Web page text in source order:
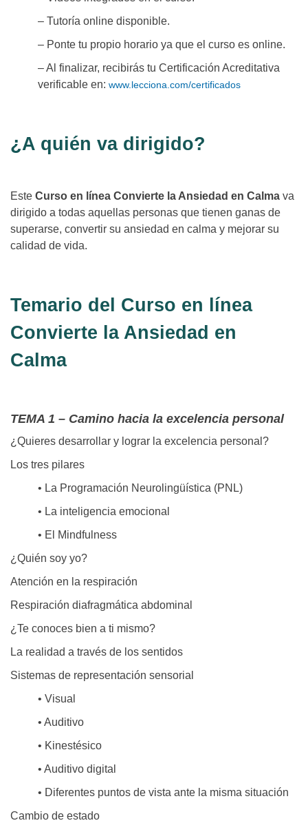
– Tutoría online disponible.
– Ponte tu propio horario ya que el curso es online.
– Al finalizar, recibirás tu Certificación Acreditativa
verificable en: www.lecciona.com/certificados
¿A quién va dirigido?
Este Curso en línea Convierte la Ansiedad en Calma va
dirigido a todas aquellas personas que tienen ganas de
superarse, convertir su ansiedad en calma y mejorar su
calidad de vida.
Temario del Curso en línea
Convierte la Ansiedad en
Calma
TEMA 1 – Camino hacia la excelencia personal
¿Quieres desarrollar y lograr la excelencia personal?
Los tres pilares
• La Programación Neurolingüística (PNL)
• La inteligencia emocional
• El Mindfulness
¿Quién soy yo?
Atención en la respiración
Respiración diafragmática abdominal
¿Te conoces bien a ti mismo?
La realidad a través de los sentidos
Sistemas de representación sensorial
• Visual
• Auditivo
• Kinestésico
• Auditivo digital
• Diferentes puntos de vista ante la misma situación
Cambio de estado